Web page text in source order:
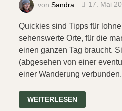
vonSandra 17. Mai
Quickies sind Tipps für
sehenswerte Orte, für die
einen ganzen Tag braucht.
(abgesehen von einer
einer Wanderung
DUCKOMENTA
–
WEITERLESEN